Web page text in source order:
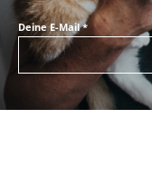
Deine E-Mail*